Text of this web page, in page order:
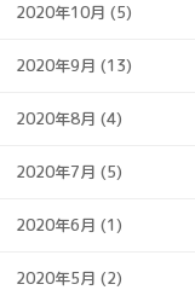
2020年10月 (5)
2020年9月 (13)
2020年8月 (4)
2020年7月 (5)
2020年6月 (1)
2020年5月 (2)